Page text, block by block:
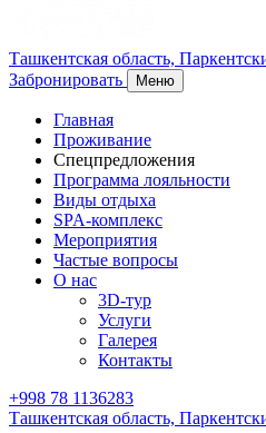
Ташкентская область,
Забронировать
Меню
Главная
Проживание
Спецпредложения
Программа лояльности
Виды отдыха
SPA-комплекс
Мероприятия
Частые вопросы
О нас
3D-тур
Услуги
Галерея
Контакты
+998 78 1136283
Ташкентская область,